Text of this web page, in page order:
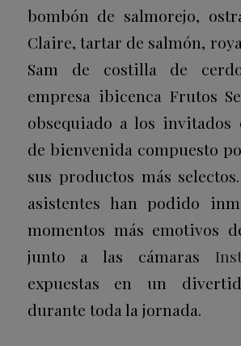
bombón de salmorejo,
Claire, tartar de salmón,
Sam de costilla de
empresa ibicenca Frutos
obsequiado a los invitados
de bienvenida compuesto
sus productos más
asistentes han podido
momentos más emotivos
junto a las cámaras
expuestas en un
durante toda la jornada.